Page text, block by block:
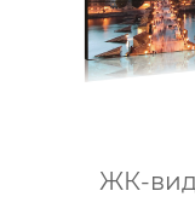
ЖК-